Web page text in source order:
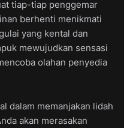
tiap-tiap penggemar
berhenti menikmati
yang kental dan
mewujudkan sensasi
olahan penyedia
dalam memanjakan lidah
akan merasakan